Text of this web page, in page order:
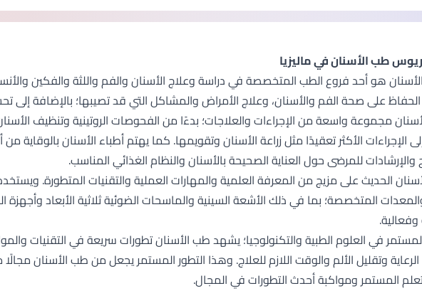
طب الأسنان في ماليزيا
هو أحد فروع الطب المتخصصة في دراسة وعلاج الأسنان والفم واللثة والفكين
على صحة الفم والأسنان، وعلاج الأمراض والمشاكل التي قد تصيبها؛ بالإضافة إلى
مجموعة واسعة من الإجراءات والعلاجات؛ بدءًا من الفحوصات الروتينية وتنظيف
الإجراءات الأكثر تعقيدًا مثل زراعة الأسنان وتقويمها. كما يهتم أطباء الأسنان
والإرشادات للمرضى حول العناية الصحيحة بالأسنان والنظام الغذائي المناسب.
الحديث على مزيج من المعرفة العلمية والمهارات العملية والتقنيات المتطورة.
المتخصصة؛ بما في ذلك الأشعة السينية والماسحات الضوئية ثلاثية الأبعاد
في العلوم الطبية والتكنولوجيا؛ يشهد طب الأسنان تطورات سريعة في التقنيات
وتقليل الألم والوقت اللازم للعلاج. وهذا التطور المستمر يجعل من طب الأسنان مجالًا
المستمر ومواكبة أحدث التطورات في المجال.